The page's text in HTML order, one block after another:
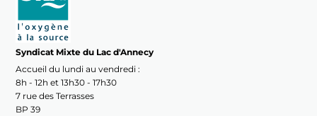
Syndicat Mixte du Lac d'Annecy
Accueil du lundi au vendredi :
8h - 12h et 13h30 - 17h30
7 rue des Terrasses
BP 39